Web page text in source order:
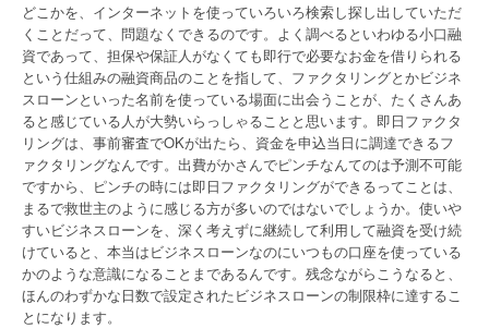
どこかを、インターネットを使っていろいろ検索し探し出していただ
くことだって、問題なくできるのです。よく調べるといわゆる小口融
資であって、担保や保証人がなくても即行で必要なお金を借りられる
という仕組みの融資商品のことを指して、ファクタリングとかビジネ
スローンといった名前を使っている場面に出会うことが、たくさんあ
ると感じている人が大勢いらっしゃることと思います。即日ファクタ
リングは、事前審査でOKが出たら、資金を申込当日に調達できるフ
ァクタリングなんです。出費がかさんでピンチなんてのは予測不可能
ですから、ピンチの時には即日ファクタリングができるってことは、
まるで救世主のように感じる方が多いのではないでしょうか。使いや
すいビジネスローンを、深く考えずに継続して利用して融資を受け続
けていると、本当はビジネスローンなのにいつもの口座を使っている
かのような意識になることまであるんです。残念ながらこうなると、
ほんのわずかな日数で設定されたビジネスローンの制限枠に達するこ
とになります。